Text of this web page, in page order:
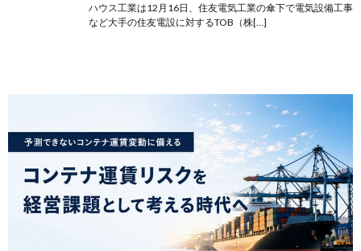
ハウス工業は12月16日、住友電気工業の傘下で電気設備工事
など大手の住友電設に対するTOB（株[…]